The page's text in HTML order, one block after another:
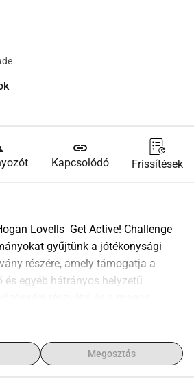
link
Kapcsolódó Frissítések
Lovells  Get Active! Challenge
gyűjtünk a jótékonysági
részére, amely támogatja a
egyéb hátrányos helyzetű
A  Making Perspectives Move
vagy kerékpározzunk.
a távolság az összes német
Megosztás